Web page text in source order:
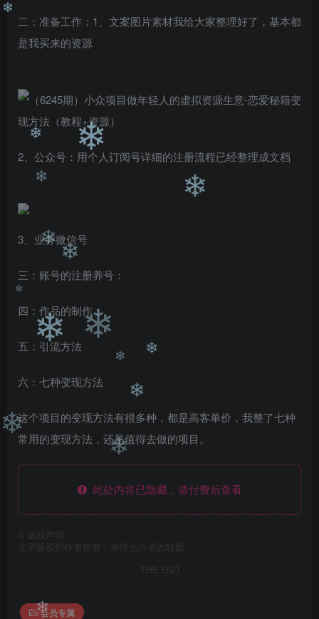
二：准备工作：1、文案图片素材我给大家整理好了，基本都
是我买来的资源
2、公众号：用个人订阅号详细的注册流程已经整理成文档
3、业务微信号
三：账号的注册养号：
四：作品的制作：
五：引流方法
六：七种变现方法
这个项目的变现方法有很多种，都是高客单价，我整了七种
常用的变现方法，还是值得去做的项目。
此处内容已隐藏，请付费后查看
版权声明
文章版权归作者所有，未经允许请勿转载。
THE END
会员专属
❄
❄
❄ ❄
❄
❄
❄ ❄